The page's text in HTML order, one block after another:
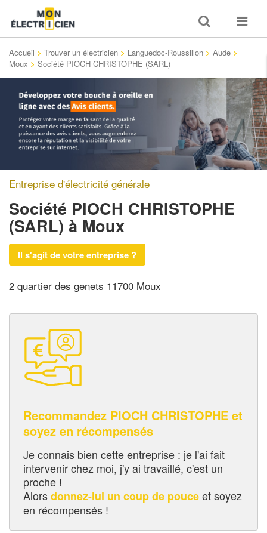
Toggle
search
Toggle
Accueil > Trouver un électricien > Languedoc-Roussillon > Aude >
Moux > Société PIOCH CHRISTOPHE (SARL)
Entreprise d'électricité générale
Société PIOCH CHRISTOPHE
(SARL) à Moux
Il s'agit de votre entreprise ?
2 quartier des genets 11700 Moux
Recommandez PIOCH CHRISTOPHE et
soyez en récompensés
Je connais bien cette entreprise : je l'ai fait
intervenir chez moi, j'y ai travaillé, c'est un
proche !
Alorsdonnez-lui un coup de pouceet soyez
en récompensés !